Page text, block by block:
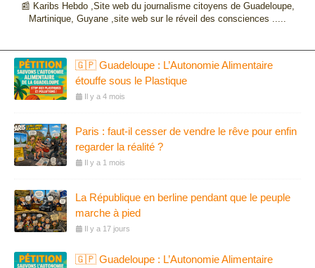
📰 Karibs Hebdo ,Site web du journalisme citoyens de Guadeloupe,
Martinique, Guyane ,site web sur le réveil des consciences .....
🇬🇵 Guadeloupe : L’Autonomie Alimentaire
étouffe sous le Plastique
Il y a 4 mois
Paris : faut-il cesser de vendre le rêve pour enfin
regarder la réalité ?
Il y a 1 mois
La République en berline pendant que le peuple
marche à pied
Il y a 17 jours
🇬🇵 Guadeloupe : L’Autonomie Alimentaire